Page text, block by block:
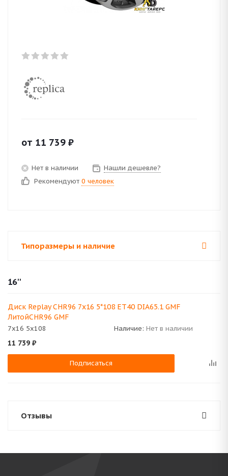
от 11 739 ₽
Нет в наличии
Нашли дешевле?
Рекомендуют 0 человек
Типоразмеры и наличие
16''
Диск Replay CHR96 7x16 5*108 ET40 DIA65.1 GMF
ЛитойCHR96 GMF
7x16 5x108 Наличие: Нет в наличии
11 739 ₽
Подписаться
Отзывы